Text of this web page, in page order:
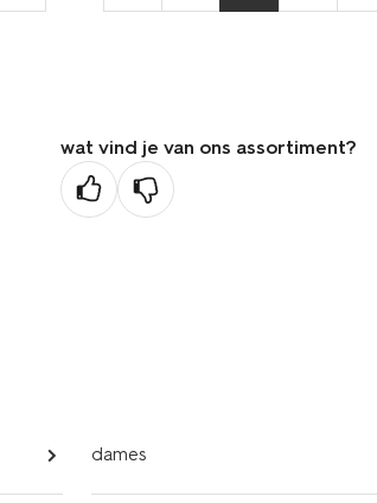
wat vind je van ons assortiment?
dames